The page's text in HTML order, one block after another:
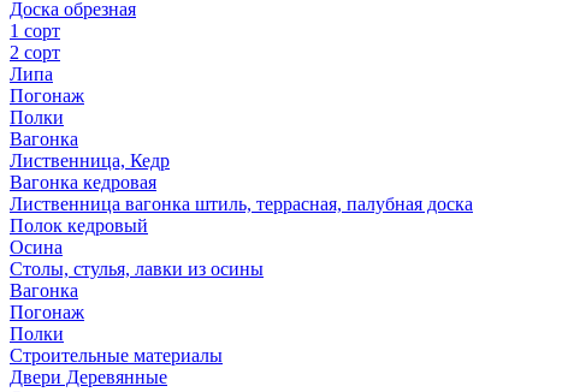
Доска обрезная
1 сорт
2 сорт
Липа
Погонаж
Полки
Вагонка
Лиственница, Кедр
Вагонка кедровая
Лиственница вагонка штиль, террасная, палубная доска
Полок кедровый
Осина
Столы, стулья, лавки из осины
Вагонка
Погонаж
Полки
Строительные материалы
Двери Деревянные